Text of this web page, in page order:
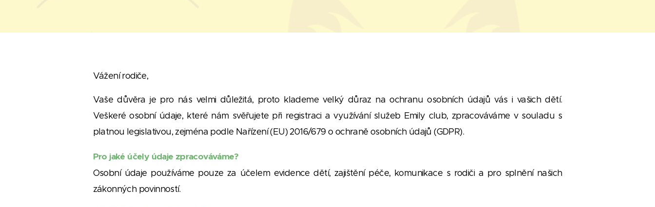
Vážení rodiče,
Vaše důvěra je pro nás velmi důležitá, proto klademe velký důraz na ochranu osobních údajů vás i vašich dětí.
Veškeré osobní údaje, které nám svěřujete při registraci a využívání služeb Emily club, zpracováváme v souladu s
platnou legislativou, zejména podle Nařízení (EU) 2016/679 o ochraně osobních údajů (GDPR).
Pro jaké účely údaje zpracováváme?
Osobní údaje používáme pouze za účelem evidence dětí, zajištění péče, komunikace s rodiči a pro splnění našich
zákonných povinností.